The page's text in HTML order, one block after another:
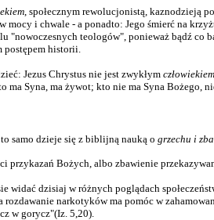
, społecznym rewolucjonistą, kaznodzieją
i chwale - a ponadto: Jego śmierć na
"nowoczesnych teologów", ponieważ bądź co
postępem historii.
Jezus Chrystus nie jest zwykłym człowiekiem
Syna, ma żywot; kto nie ma Syna Bożego,
samo dzieje się z biblijną nauką o grzechu i
Bożych, albo zbawienie
widać dzisiaj w różnych poglądach
narkotyków ma pomóc w
w gorycz"(Iz. 5,20).